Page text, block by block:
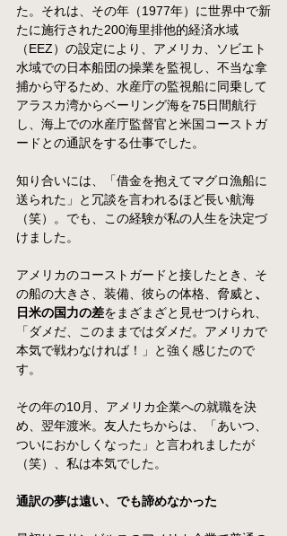
た。それは、その年（1977年）に世界中で新
たに施行された200海里排他的経済水域
（EEZ）の設定により、アメリカ、ソビエト
水域での日本船団の操業を監視し、不当な拿
捕から守るため、水産庁の監視船に同乗して
アラスカ湾からベーリング海を75日間航行
し、海上での水産庁監督官と米国コーストガ
ードとの通訳をする仕事でした。
知り合いには、「借金を抱えてマグロ漁船に
送られた」と冗談を言われるほど長い航海
（笑）。でも、この経験が私の人生を決定づ
けました。
アメリカのコーストガードと接したとき、そ
の船の大きさ、装備、彼らの体格、脅威と 、
日米の国力の差をまざまざと見せつけられ、
「ダメだ、このままではダメだ。アメリカで
本気で戦わなければ！」と強く感じたので
す。
その年の10月、アメリカ企業への就職を決
め、翌年渡米。友人たちからは、「あいつ、
ついにおかしくなった」と言われましたが
（笑）、私は本気でした。
通訳の夢は遠い、でも諦めなかった